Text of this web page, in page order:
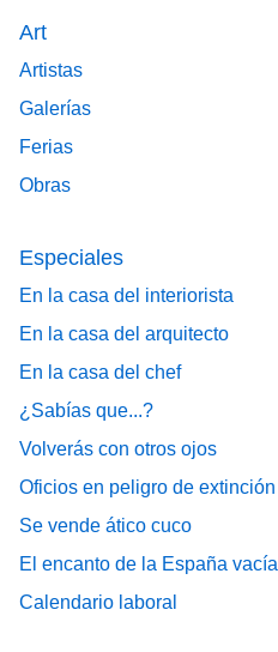
Art
Artistas
Galerías
Ferias
Obras
Especiales
En la casa del interiorista
En la casa del arquitecto
En la casa del chef
¿Sabías que...?
Volverás con otros ojos
Oficios en peligro de extinción
Se vende ático cuco
El encanto de la España vacía
Calendario laboral